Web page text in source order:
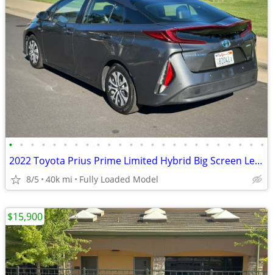
• • • • • • • • • • • • • • • • • • • • • • • •
2022 Toyota Prius Prime Limited Hybrid Big Screen Leather Nav JBL!!!
8/5 40k mi Fully Loaded Model
$15,900